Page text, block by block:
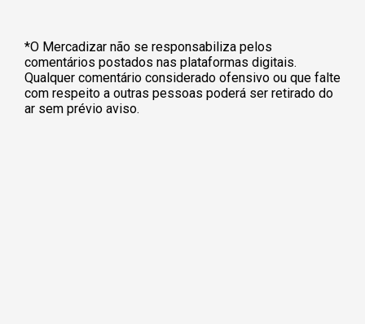
*O Mercadizar não se responsabiliza pelos
comentários postados nas plataformas digitais.
Qualquer comentário considerado ofensivo ou que falte
com respeito a outras pessoas poderá ser retirado do
ar sem prévio aviso.